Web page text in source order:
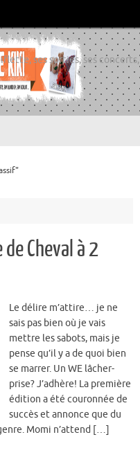
ses sorties, ses concerts,
Cheval à 2
Le délire m’attire… je ne
sais pas bien où je vais
mettre les sabots, mais je
pense qu’il y a de quoi bien
se marrer. Un WE lâcher-
prise? J’adhère! La première
édition a été couronnée de
succès et annonce que du
Momi n’attend […]